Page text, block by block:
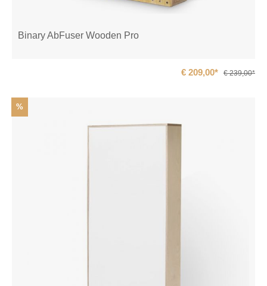
Binary AbFuser Wooden Pro
€ 209,00* € 239,00*
%